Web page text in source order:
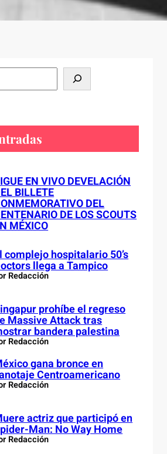
EN VIVO DEVELACIÓN
BILLETE
DEL
DE LOS SCOUTS
MÉXICO
complejo hospitalario 50’s
llega a Tampico
Redacción
prohíbe el regreso
Massive Attack tras
bandera palestina
Redacción
gana bronce en
Centroamericano
Redacción
actriz que participó en
Man: No Way Home
Redacción